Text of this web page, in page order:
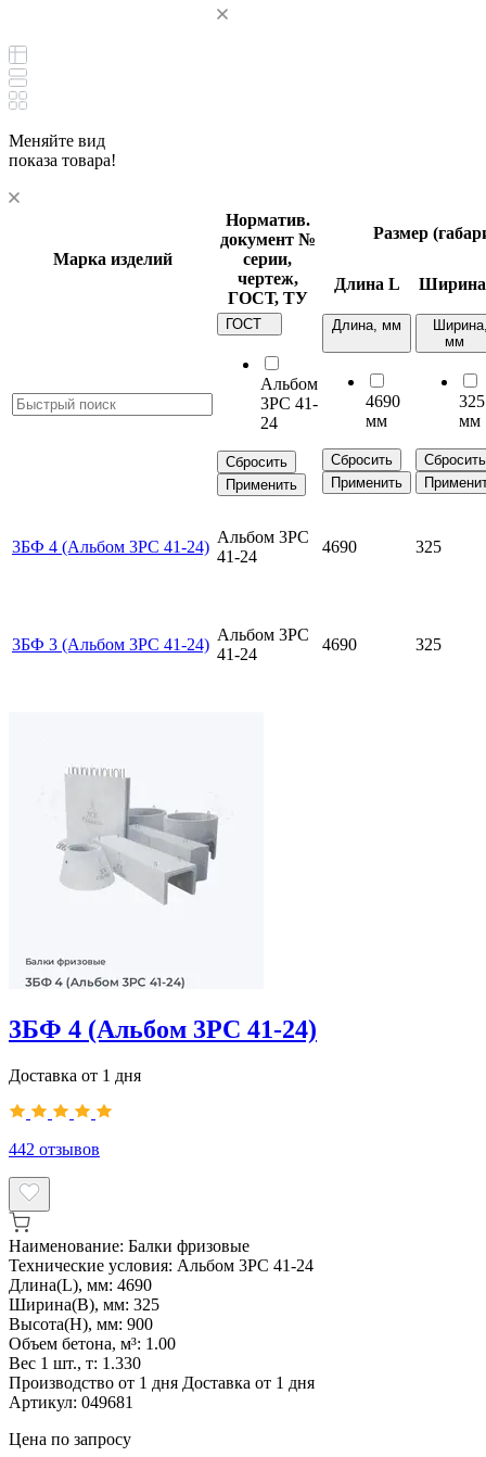
Меняйте вид
показа товара!
Марка изделий
Норматив.
документ №
серии,
чертеж,
ГОСТ, ТУ
Размер
Длина L
ГОСТ
Альбом
3РС 41-
24
Сбросить
Применить
Длина, мм
4690
мм
Сбросить
Применить
мм
325
мм
Сбросить
3БФ 4 (Альбом 3РС 41-24)
Альбом 3РС
41-24
4690 325
3БФ 3 (Альбом 3РС 41-24)
Альбом 3РС
41-24
4690 325
3БФ 4 (Альбом 3РС 41-24)
Доставка от 1 дня
442 отзывов
Наименование: Балки фризовые
Технические условия: Альбом 3РС 41-24
Длина(L), мм: 4690
Ширина(B), мм: 325
Высота(H), мм: 900
Объем бетона, м³: 1.00
Вес 1 шт., т: 1.330
Производство от 1 дня Доставка от 1 дня
Артикул: 049681
Цена по запросу